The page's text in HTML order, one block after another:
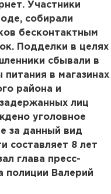
Участники
собирали
бесконтактным
Подделки в целях
сбывали в
в магазинах
района и
лиц
уголовное
за данный вид
составляет 8 лет
глава пресс-
полиции Валерий